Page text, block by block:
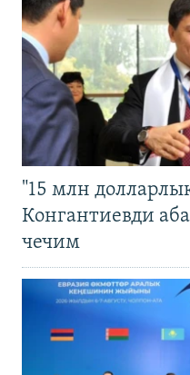
"15 млн
Конгантиевди
чечим